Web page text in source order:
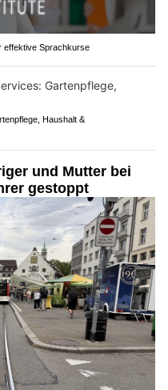
effektive Sprachkurse
Haushalt &
und Mutter bei
gestoppt